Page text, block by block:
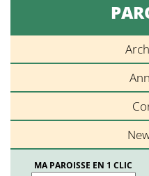
MA PAROISSE EN 1 CLIC